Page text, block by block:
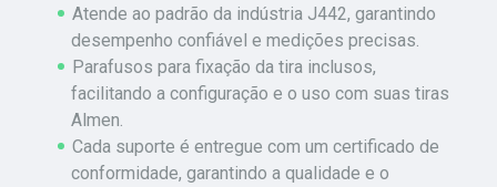
Atende ao padrão da indústria J442, garantindo
desempenho confiável e medições precisas.
Parafusos para fixação da tira inclusos,
facilitando a configuração e o uso com suas tiras
Almen.
Cada suporte é entregue com um certificado de
conformidade, garantindo a qualidade e o